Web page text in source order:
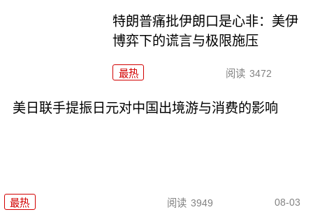
特朗普痛批伊朗口是心非：美伊
博弈下的谎言与极限施压
最热 阅读 3472
美日联手提振日元对中国出境游与消费的影响
最热 阅读 3949 08-03